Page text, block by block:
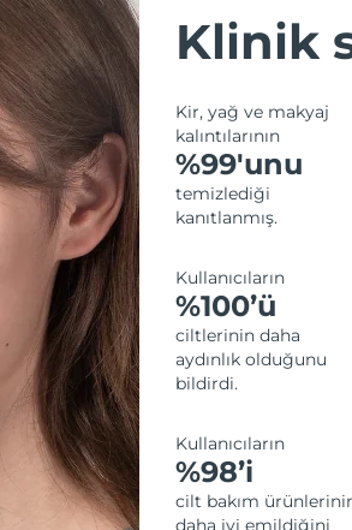
Klinik
Kir, yağ ve makyaj
kalıntılarının
%99'unu
temizlediği
kanıtlanmış.
Kullanıcıların
%100’ü
ciltlerinin daha
aydınlık olduğunu
bildirdi.
Kullanıcıların
%98’i
cilt bakım
daha iyi emildiğini